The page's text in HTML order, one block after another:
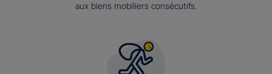
aux biens mobiliers consécutifs.